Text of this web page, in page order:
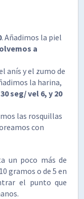
. Añadimos la piel
a
anís y el zumo de
la harina,
seg/ vel 6, y 20
las rosquillas
con
un poco más de
gramos o de 5 en
el punto que